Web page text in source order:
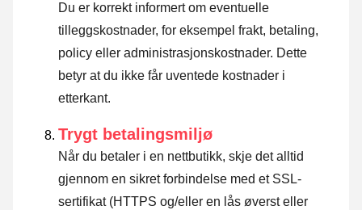
Du er korrekt informert om eventuelle
tilleggskostnader, for eksempel frakt, betaling,
policy eller administrasjonskostnader. Dette
betyr at du ikke får uventede kostnader i
etterkant.
Trygt betalingsmiljø
Når du betaler i en nettbutikk, skje det alltid
gjennom en sikret forbindelse med et SSL-
sertifikat (HTTPS og/eller en lås øverst eller